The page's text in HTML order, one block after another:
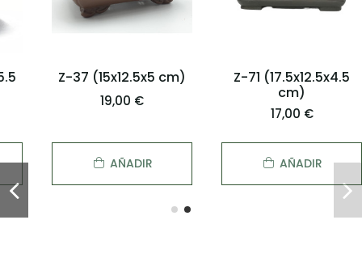
Z-37 (15x12.5x5 cm)
19,00 €
AÑADIR
Z-71 (17.5x12.5x4.5
cm)
17,00 €
AÑADIR